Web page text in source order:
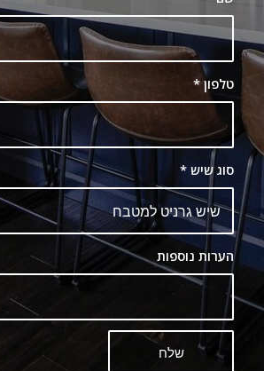
טלפון*
סוג שיש *
הערות נוספות